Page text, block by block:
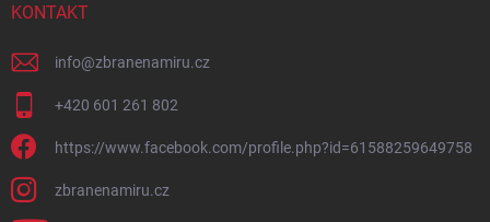
KONTAKT
info@zbranenamiru.cz
+420 601 261 802
https://www.facebook.com/profile.php?id=61588259649758
zbranenamiru.cz